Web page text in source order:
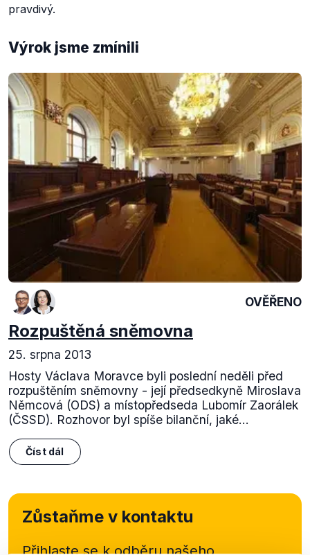
pravdivý.
Výrok jsme zmínili
OVĚŘENO
Rozpuštěná sněmovna
25. srpna 2013
Hosty Václava Moravce byli poslední neděli před
rozpuštěním sněmovny - její předsedkyně Miroslava
Němcová (ODS) a místopředseda Lubomír Zaorálek
(ČSSD). Rozhovor byl spíše bilanční, jaké...
Číst dál
Zůstaňme v kontaktu
Přihlaste se k odběru našeho